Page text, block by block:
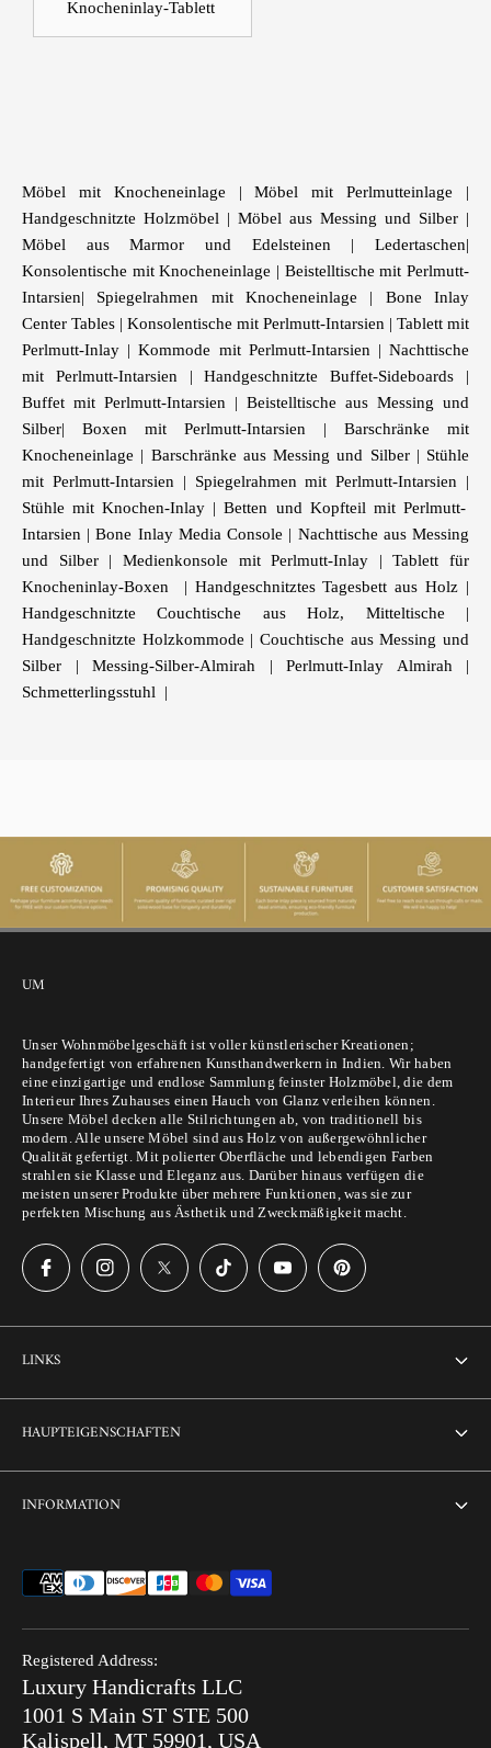
Knocheninlay-Tablett
Möbel mit Knocheneinlage | Möbel mit Perlmutteinlage |
Handgeschnitzte Holzmöbel | Möbel aus Messing und Silber |
Möbel aus Marmor und Edelsteinen |Ledertaschen|
Konsolentische mit Knocheneinlage | Beistelltische mit Perlmutt-
Intarsien| Spiegelrahmen mit Knocheneinlage | Bone Inlay
Center Tables | Konsolentische mit Perlmutt-Intarsien | Tablett mit
Perlmutt-Inlay |Kommode mit Perlmutt-Intarsien |Nachttische
mit Perlmutt-Intarsien |Handgeschnitzte Buffet-Sideboards |
Buffet mit Perlmutt-Intarsien | Beistelltische aus Messing und
Silber| Boxen mit Perlmutt-Intarsien | Barschränke mit
Knocheneinlage | Barschränke aus Messing und Silber| Stühle
mit Perlmutt-Intarsien | Spiegelrahmen mit Perlmutt-Intarsien |
Stühle mit Knochen-Inlay |Betten und Kopfteil mit Perlmutt-
Intarsien |Bone Inlay Media Console | Nachttische aus Messing
und Silber | Medienkonsole mit Perlmutt-Inlay |Tablett für
Knocheninlay-Boxen | Handgeschnitztes Tagesbett aus Holz |
Handgeschnitzte Couchtische aus Holz, Mitteltische |
Handgeschnitzte Holzkommode |Couchtische aus Messing und
Silber | Messing-Silber-Almirah | Perlmutt-Inlay Almirah |
Schmetterlingsstuhl |
UM
Unser Wohnmöbelgeschäft ist voller künstlerischer Kreationen;
handgefertigt von erfahrenen Kunsthandwerkern in Indien. Wir haben
eine einzigartige und endlose Sammlung feinster Holzmöbel, die dem
Interieur Ihres Zuhauses einen Hauch von Glanz verleihen können.
Unsere Möbel decken alle Stilrichtungen ab, von traditionell bis
modern. Alle unsere Möbel sind aus Holz von außergewöhnlicher
Qualität gefertigt. Mit polierter Oberfläche und lebendigen Farben
strahlen sie Klasse und Eleganz aus. Darüber hinaus verfügen die
meisten unserer Produkte über mehrere Funktionen, was sie zur
perfekten Mischung aus Ästhetik und Zweckmäßigkeit macht.
LINKS
Anpassung
FAQ
Suchen
Blog
Knocheneinlage V/S MOP
HAUPTEIGENSCHAFTEN
Kombi-Angebote
End of Summer Sale
INFORMATION
Versandbedingungen
Nach Bestellung
Registered Address:
Luxury Handicrafts LLC
1001 S Main ST STE 500
Kalispell, MT 59901, USA